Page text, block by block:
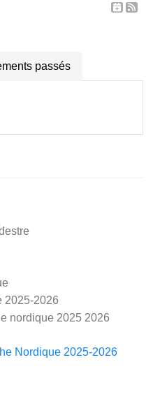
passés
2025-2026
nordique 2025 2026
Nordique 2025-2026